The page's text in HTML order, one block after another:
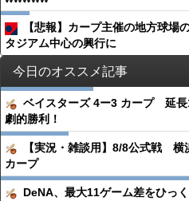
【悲報】カープ主催の地方球場
タジアム中心の興行に
今日のオススメ記事
ベイスターズ 4ー3 カープ 延
劇的勝利！
【実況・雑談用】8/8公式戦
カープ
DeNA、最大11ゲーム差をひっ